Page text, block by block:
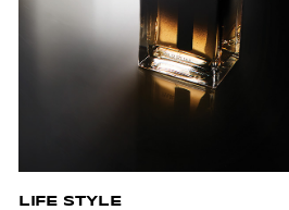
LIFE STYLE